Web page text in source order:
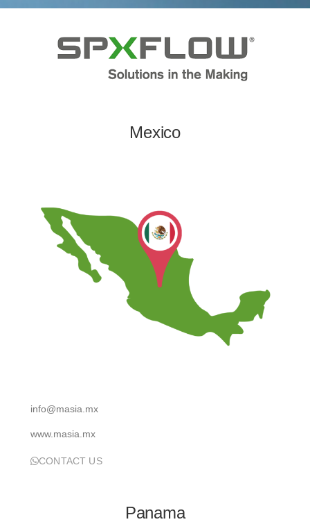
Mexico
info@masia.mx
www.masia.mx
CONTACT US
Panama